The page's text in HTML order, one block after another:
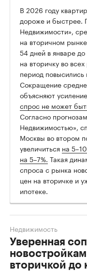
В 2026 году
дороже и быстрее.
Недвижимости»,
на вторичном
54 дней в январе
на вторичку во
период повысились
Сокращение
объясняют
спрос не может
Согласно
Недвижимостью»,
Москвы во втором
увеличиться на
на 5–7%. Такая
спроса с рынка
цен на вторичке и
ипотеке.
Уверенная
вторичкой до
Недвижимость